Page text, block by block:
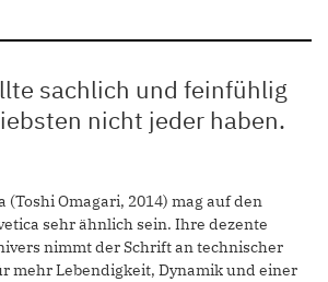
sachlich und feinfühlig
nicht jeder haben.
(Toshi Omagari, 2014) mag auf den
sehr ähnlich sein. Ihre dezente
nimmt der Schrift an technischer
mehr Lebendigkeit, Dynamik und einer